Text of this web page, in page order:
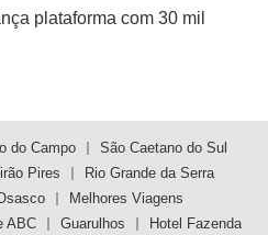
plataforma com 30 mil
do Campo
São Caetano do Sul
Pires
Rio Grande da Serra
Melhores Viagens
ABC Guarulhos Hotel Fazenda